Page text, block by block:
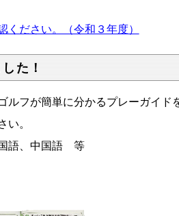
ださい。（令和３年度）
た！
ルフが簡単に分かるプレーガイド
い。
語、中国語 等